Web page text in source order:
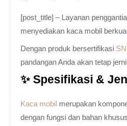
[post_title] – Layanan
menyediakan kaca mobil
Dengan produk bersertifikasi
pandangan Anda akan tetap
✨ Spesifikasi &
Kaca mobilmerupakan
dengan fungsi dan bahan